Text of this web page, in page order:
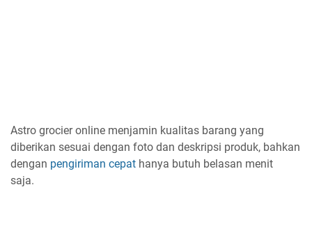
Astro grocier online menjamin kualitas barang yang
diberikan sesuai dengan foto dan deskripsi produk, bahkan
dengan pengiriman cepat hanya butuh belasan menit
saja.